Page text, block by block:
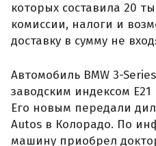
которых составила 20
комиссии, налоги и
доставку в сумму не
Автомобиль BMW 3-
заводским индексом E21
Его новым передали
Autos в Колорадо. По
машину приобрел